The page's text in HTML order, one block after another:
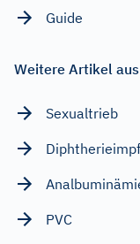
Guide
Weitere Artikel
Sexualtrieb
PVC